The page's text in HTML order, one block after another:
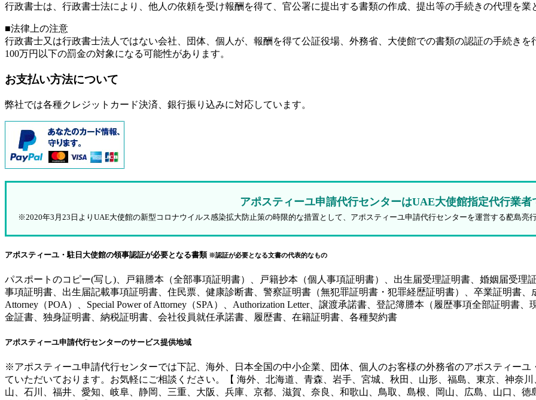
行政書士は、行政書士法により、他人の依頼を受け報酬を得て、官公署に提出する書類の作成、提出等の手続きの代理を業
■法律上の注意
行政書士又は行政書士法人ではない会社、団体、個人が、報酬を得て公証役場、外務省、大使館での書類の認証の手続きを
100万円以下の罰金の対象になる可能性があります。
お支払い方法について
弊社では各種クレジットカード決済、銀行振り込みに対応しています。
アポスティーユ申請代行センターはUAE大使館指定代行業者
※2020年3月23日よりUAE大使館の新型コロナウイルス感染拡大防止策の時限的な措置として、アポスティーユ申請代行センターを運営する蓜島亮
アポスティーユ・駐日大使館の領事認証が必要となる書類 ※認証が必要となる文書の代表的なもの
パスポートのコピー(写し)、戸籍謄本（全部事項証明書）、戸籍抄本（個人事項証明書）、出生届受理証明書、婚姻届受理
事項証明書、出生届記載事項証明書、住民票、健康診断書、警察証明書（無犯罪証明書・犯罪経歴証明書）、卒業証明書、
Attorney（POA）、Special Power of Attorney（SPA）、Authorization Letter、譲渡承諾書、登記簿謄本（履歴事項全部証明書
金証書、独身証明書、納税証明書、会社役員就任承諾書、履歴書、在籍証明書、各種契約書
アポスティーユ申請代行センターのサービス提供地域
※アポスティーユ申請代行センターでは下記、海外、日本全国の中小企業、団体、個人のお客様の外務省のアポスティー
ていただいております。お気軽にご相談ください。【 海外、北海道、青森、岩手、宮城、秋田、山形、福島、東京、神奈
山、石川、福井、愛知、岐阜、静岡、三重、大阪、兵庫、京都、滋賀、奈良、和歌山、鳥取、島根、岡山、広島、山口、